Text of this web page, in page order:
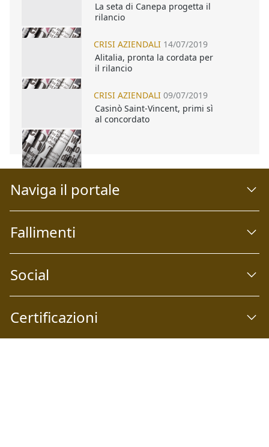
La seta di Canepa progetta il
rilancio
CRISI AZIENDALI 14/07/2019
Alitalia, pronta la cordata per
il rilancio
CRISI AZIENDALI 09/07/2019
Casinò Saint-Vincent, primi sì
al concordato
Naviga il portale
Fallimenti
Social
Certificazioni